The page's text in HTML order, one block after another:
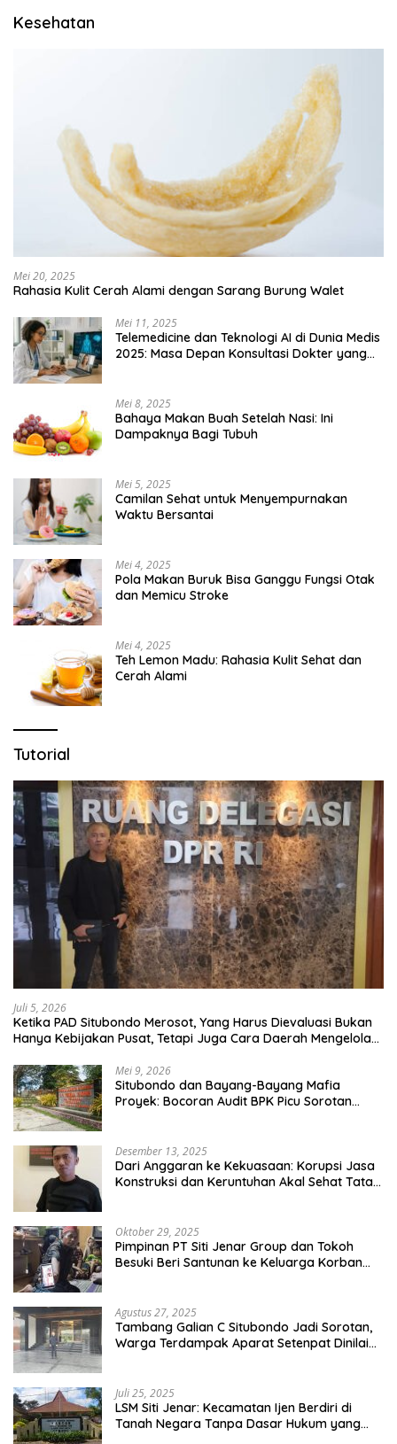
Kesehatan
Mei 20, 2025
Rahasia Kulit Cerah Alami dengan Sarang Burung Walet
Mei 11, 2025
Telemedicine dan Teknologi AI di Dunia Medis
2025: Masa Depan Konsultasi Dokter yang
Mei 8, 2025
Bahaya Makan Buah Setelah Nasi: Ini
Dampaknya Bagi Tubuh
Mei 5, 2025
Camilan Sehat untuk Menyempurnakan
Waktu Bersantai
Mei 4, 2025
Pola Makan Buruk Bisa Ganggu Fungsi Otak
dan Memicu Stroke
Mei 4, 2025
Teh Lemon Madu: Rahasia Kulit Sehat dan
Cerah Alami
Tutorial
Juli 5, 2026
Ketika PAD Situbondo Merosot, Yang Harus Dievaluasi Bukan
Hanya Kebijakan Pusat, Tetapi Juga Cara Daerah Mengelola
Mei 9, 2026
Situbondo dan Bayang-Bayang Mafia
Proyek: Bocoran Audit BPK Picu Sorotan
Desember 13, 2025
Dari Anggaran ke Kekuasaan: Korupsi Jasa
Konstruksi dan Keruntuhan Akal Sehat Tata
Oktober 29, 2025
Pimpinan PT Siti Jenar Group dan Tokoh
Besuki Beri Santunan ke Keluarga Korban
Agustus 27, 2025
Tambang Galian C Situbondo Jadi Sorotan,
Warga Terdampak Aparat Setenpat Dinilai
Juli 25, 2025
LSM Siti Jenar: Kecamatan Ijen Berdiri di
Tanah Negara Tanpa Dasar Hukum yang